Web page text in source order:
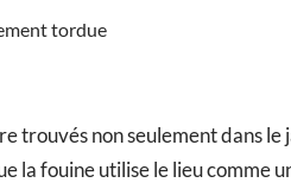
tordue
trouvés non seulement dans le
la fouine utilise le lieu comme